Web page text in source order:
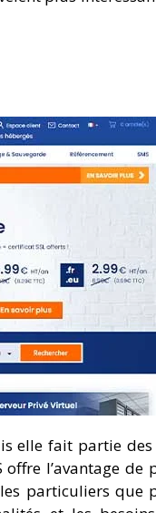
elle fait partie
l’avantage
particuliers que